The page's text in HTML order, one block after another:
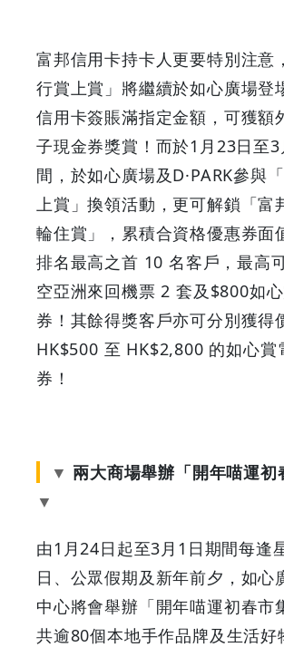
富邦信用卡持卡人更要特別注意
行賞上賞」將繼續於如心廣場登
信用卡簽賬滿指定金額，可獲額
子現金券獎賞！而於1月23日至3
間，於如心廣場及D·PARK參與
上賞」換領活動，更可解鎖「富
輪住賞」，累積合資格優惠券面
排名最高之首 10 名客戶，最高
空亞洲來回機票 2 套及$800如
券！其餘得獎客戶亦可分別獲得
HK$500 至 HK$2,800 的如心賞
券！
兩大商場舉辦「開年喵運初
由1月24日起至3月1日期間每逢
日、公眾假期及新年前夕，如心
中心將會舉辦「開年喵運初春市
共逾80個本地手作品牌及生活好